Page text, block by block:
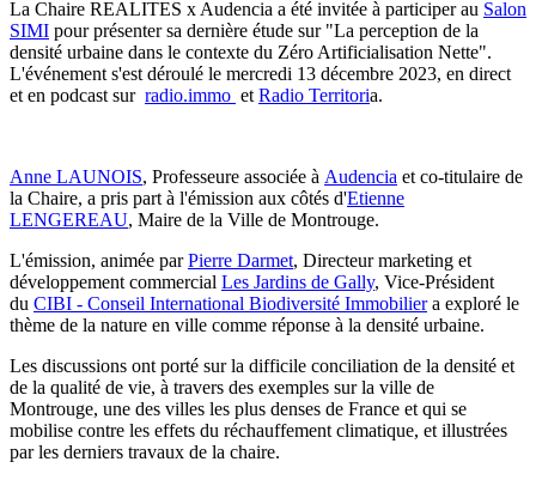
La Chaire REALITES x Audencia a été invitée à participer au Salon
SIMI pour présenter sa dernière étude sur "La perception de la
densité urbaine dans le contexte du Zéro Artificialisation Nette".
L'événement s'est déroulé le mercredi 13 décembre 2023, en direct
et en podcast sur radio.immo et Radio Territoria.
Anne LAUNOIS, Professeure associée à Audencia et co-titulaire de
la Chaire, a pris part à l'émission aux côtés d'Etienne
LENGEREAU, Maire de la Ville de Montrouge.
L'émission, animée parPierre Darmet, Directeur marketing et
développement commercial Les Jardins de Gally, Vice-Président
du CIBI - Conseil International Biodiversité Immobiliera exploré le
thème de la nature en ville comme réponse à la densité urbaine.
Les discussions ont porté sur la difficile conciliation de la densité et
de la qualité de vie, à travers des exemples sur la ville de
Montrouge, une des villes les plus denses de France et qui se
mobilise contre les effets du réchauffement climatique, et illustrées
par les derniers travaux de la chaire.